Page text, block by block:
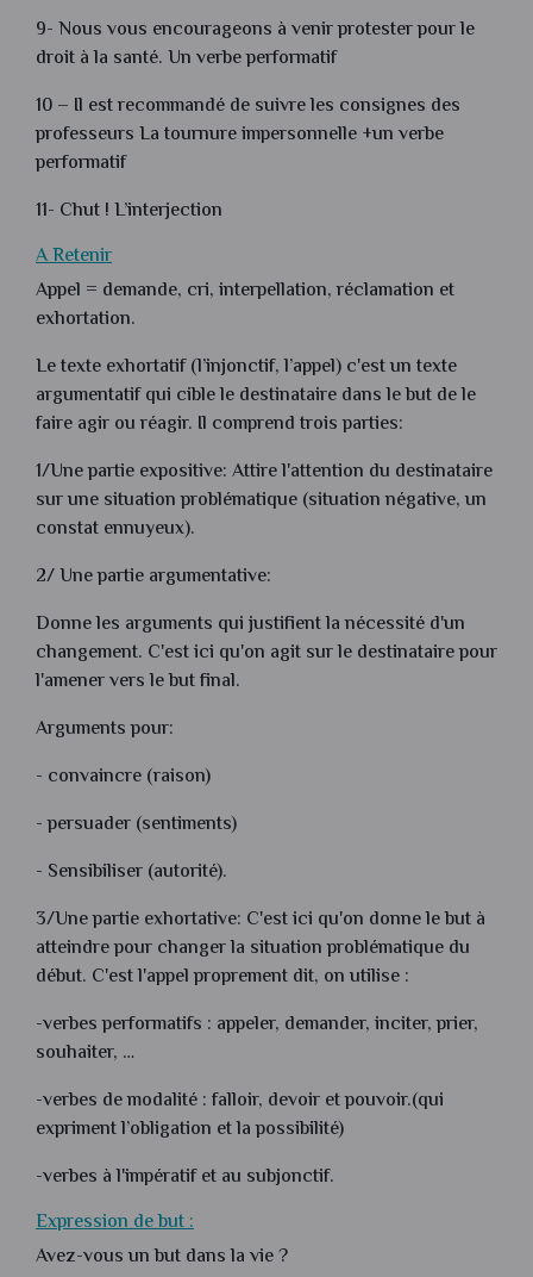
9- Nous vous encourageons à venir protester pour le
droit à la santé. Un verbe performatif
10 – Il est recommandé de suivre les consignes des
professeurs La tournure impersonnelle +un verbe
performatif
11- Chut ! L’interjection
A Retenir
Appel = demande, cri, interpellation, réclamation et
exhortation.
Le texte exhortatif (l’injonctif, l’appel) c'est un texte
argumentatif qui cible le destinataire dans le but de le
faire agir ou réagir. Il comprend trois parties:
1/Une partie expositive: Attire l'attention du destinataire
sur une situation problématique (situation négative, un
constat ennuyeux).
2/ Une partie argumentative:
Donne les arguments qui justifient la nécessité d'un
changement. C'est ici qu'on agit sur le destinataire pour
l'amener vers le but final.
Arguments pour:
- convaincre (raison)
- persuader (sentiments)
- Sensibiliser (autorité).
3/Une partie exhortative: C'est ici qu'on donne le but à
atteindre pour changer la situation problématique du
début. C'est l'appel proprement dit, on utilise :
-verbes performatifs : appeler, demander, inciter, prier,
souhaiter, …
-verbes de modalité : falloir, devoir et pouvoir.(qui
expriment l’obligation et la possibilité)
-verbes à l'impératif et au subjonctif.
Expression de but :
Avez-vous un but dans la vie ?